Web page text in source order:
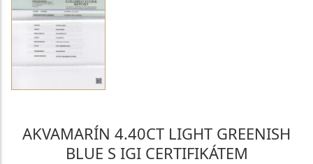
AKVAMARÍN 4.40CT LIGHT GREENISH
BLUE S IGI CERTIFIKÁTEM